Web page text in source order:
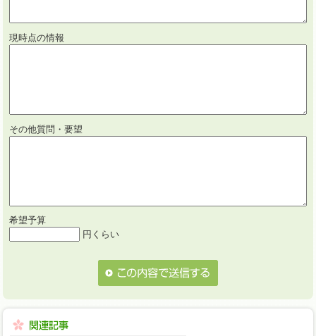
現時点の情報
その他質問・要望
希望予算
円くらい